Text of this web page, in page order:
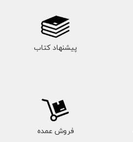
پیشنهاد کتاب
فروش عمده